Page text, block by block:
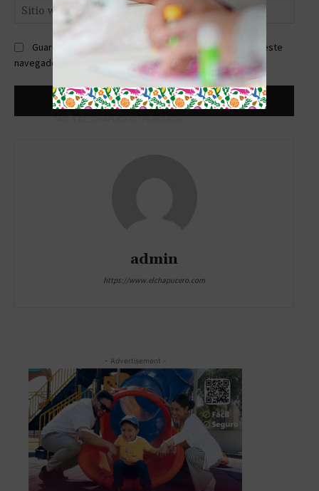
Guardar mi nombre, correo electrónico y sitio web en este
navegador la próxima vez que comente.
admin
https://www.elchapucero.com
- Advertisement -
TAG´S EL_CHAPUCERO PARK&RIDE